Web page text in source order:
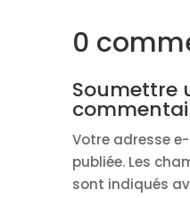
0
Soumettre
Votre adresse
publiée. Les
sont indiqués